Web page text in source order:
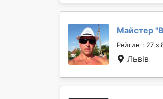
Майстер "
Рейтинг: 27 з
Львів